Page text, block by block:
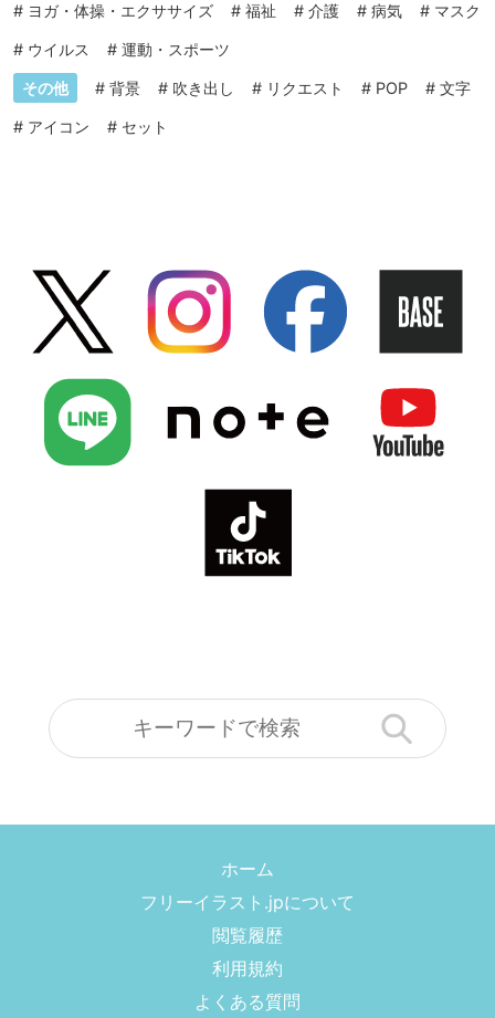
# ヨガ・体操・エクササイズ # 福祉 # 介護 # 病気 # マスク
# ウイルス # 運動・スポーツ
その他 # 背景 # 吹き出し # リクエスト # POP # 文字
# アイコン # セット
ホーム
フリーイラスト.jpについて
閲覧履歴
利用規約
よくある質問